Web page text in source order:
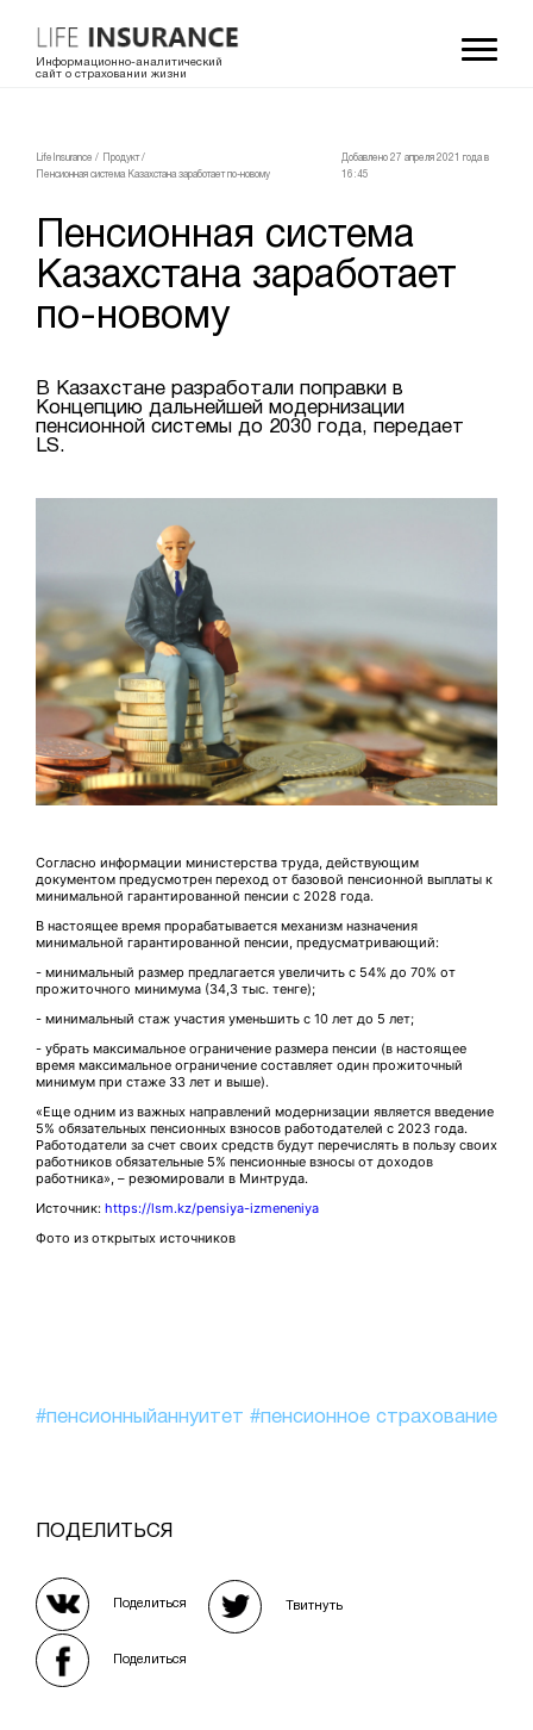
Информационно-аналитический
сайт о страховании жизни
LifeInsurance / Продукт/
Пенсионная система Казахстана заработает по-новому
Добавлено 27 апреля 2021 года в
16:45
Пенсионная система
Казахстана заработает
по-новому
В Казахстане разработали поправки в
Концепцию дальнейшей модернизации
пенсионной системы до 2030 года, передает
LS.
Согласно информации министерства труда, действующим
документом предусмотрен переход от базовой пенсионной выплаты к
минимальной гарантированной пенсии с 2028 года.
В настоящее время прорабатывается механизм назначения
минимальной гарантированной пенсии, предусматривающий:
- минимальный размер предлагается увеличить с 54% до 70% от
прожиточного минимума (34,3 тыс. тенге);
- минимальный стаж участия уменьшить с 10 лет до 5 лет;
- убрать максимальное ограничение размера пенсии (в настоящее
время максимальное ограничение составляет один прожиточный
минимум при стаже 33 лет и выше).
«Еще одним из важных направлений модернизации является введение
5% обязательных пенсионных взносов работодателей с 2023 года.
Работодатели за счет своих средств будут перечислять в пользу своих
работников обязательные 5% пенсионные взносы от доходов
работника», – резюмировали в Минтруда.
Источник: https://lsm.kz/pensiya-izmeneniya
Фото из открытых источников
#пенсионныйаннуитет #пенсионное страхование
ПОДЕЛИТЬСЯ
Поделиться Твитнуть
Поделиться